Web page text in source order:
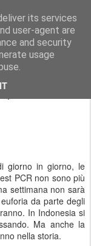
its services
user-agent are
and security
usage
giorno in giorno, le
PCR non sono più
settimana non sarà
da parte degli
In Indonesia si
Ma anche la
nella storia.